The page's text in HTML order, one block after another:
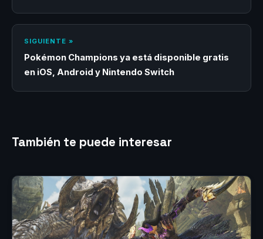
SIGUIENTE »
Pokémon Champions ya está disponible gratis
en iOS, Android y Nintendo Switch
También te puede interesar